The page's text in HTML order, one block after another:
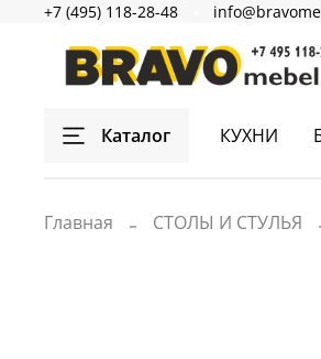
+7 (495) 118-28-48
Каталог КУХНИ
Главная СТОЛЫ И СТУЛЬЯ